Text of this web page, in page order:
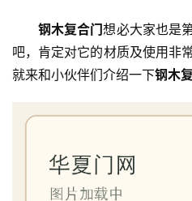
钢木复合门想必大家也是
吧，肯定对它的材质及使用非
就来和小伙伴们介绍一下钢木